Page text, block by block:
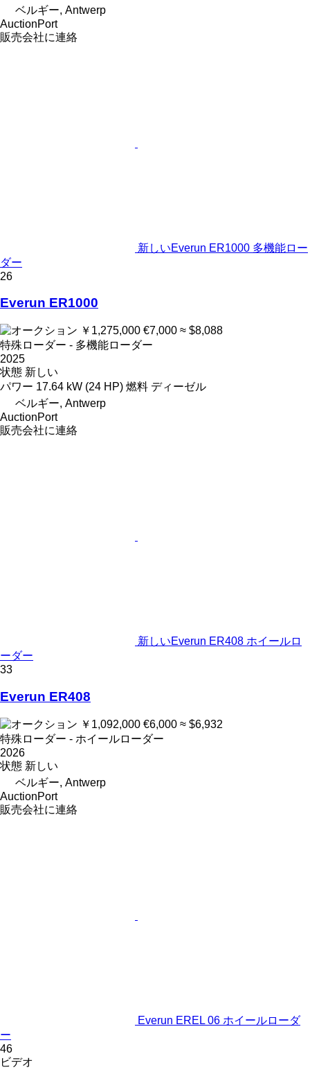
ベルギー, Antwerp
AuctionPort
販売会社に連絡
新しいEverun ER1000 多機能ロー
ダー
26
Everun ER1000
￥1,275,000 €7,000 ≈ $8,088
特殊ローダー - 多機能ローダー
2025
状態 新しい
パワー 17.64 kW (24 HP) 燃料 ディーゼル
ベルギー, Antwerp
AuctionPort
販売会社に連絡
新しいEverun ER408 ホイールロ
ーダー
33
Everun ER408
￥1,092,000 €6,000 ≈ $6,932
特殊ローダー - ホイールローダー
2026
状態 新しい
ベルギー, Antwerp
AuctionPort
販売会社に連絡
Everun EREL 06 ホイールローダ
ー
46
ビデオ